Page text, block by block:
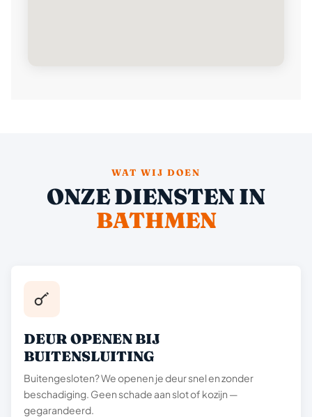
WAT WIJ DOEN
ONZE DIENSTEN IN
BATHMEN
DEUR OPENEN BIJ
BUITENSLUITING
Buitengesloten? We openen je deur snel en zonder
beschadiging. Geen schade aan slot of kozijn —
gegarandeerd.